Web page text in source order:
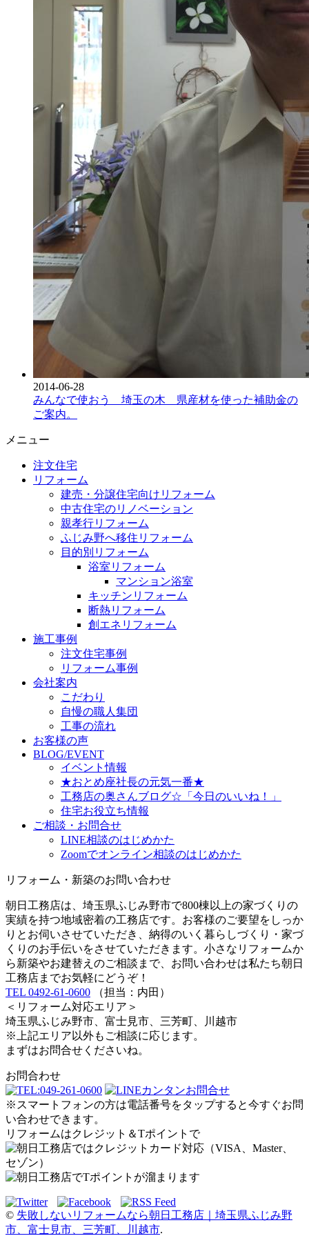
2014-06-28
みんなで使おう 埼玉の木 県産材を使った補助金の
ご案内。
メニュー
注文住宅
リフォーム
建売・分譲住宅向けリフォーム
中古住宅のリノベーション
親孝行リフォーム
ふじみ野へ移住リフォーム
目的別リフォーム
浴室リフォーム
マンション浴室
キッチンリフォーム
断熱リフォーム
創エネリフォーム
施工事例
注文住宅事例
リフォーム事例
会社案内
こだわり
自慢の職人集団
工事の流れ
お客様の声
BLOG/EVENT
イベント情報
★おとめ座社長の元気一番★
工務店の奥さんブログ☆「今日のいいね！」
住宅お役立ち情報
ご相談・お問合せ
LINE相談のはじめかた
Zoomでオンライン相談のはじめかた
リフォーム・新築のお問い合わせ
朝日工務店は、埼玉県ふじみ野市で800棟以上の家づくりの
実績を持つ地域密着の工務店です。お客様のご要望をしっか
りとお伺いさせていただき、納得のいく暮らしづくり・家づ
くりのお手伝いをさせていただきます。小さなリフォームか
ら新築やお建替えのご相談まで、お問い合わせは私たち朝日
工務店までお気軽にどうぞ！
TEL 0492-61-0600 （担当：内田）
＜リフォーム対応エリア＞
埼玉県ふじみ野市、富士見市、三芳町、川越市
※上記エリア以外もご相談に応じます。
まずはお問合せくださいね。
お問合わせ
※スマートフォンの方は電話番号をタップすると今すぐお問
い合わせできます。
リフォームはクレジット＆Tポイントで
© 失敗しないリフォームなら朝日工務店｜埼玉県ふじみ野
市、富士見市、三芳町、川越市.